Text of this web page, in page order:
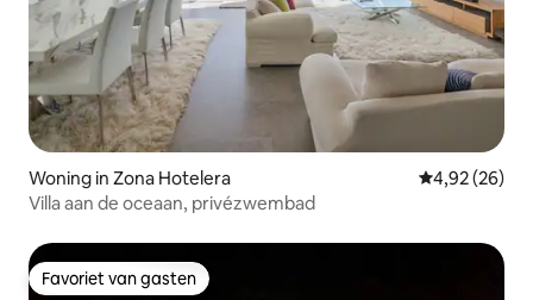
Woning in Zona Hotelera Gemiddelde
4,92 (26)
Villa aan de oceaan, privézwembad
Favoriet van gasten
Favoriet van gasten